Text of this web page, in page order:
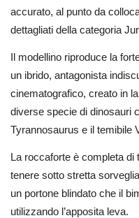
accurato, al punto da
dettagliati della categoria
Il modellino riproduce la
un ibrido, antagonista
cinematografico, creato in
diverse specie di dinosauri
Tyrannosaurus e il temibile
La roccaforte è completa di
tenere sotto stretta
un portone blindato che il
utilizzando l’apposita leva.